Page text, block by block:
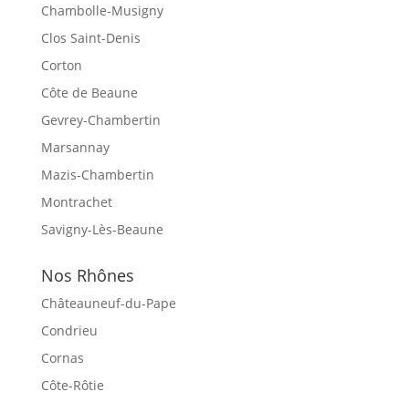
Chambolle-Musigny
Clos Saint-Denis
Corton
Côte de Beaune
Gevrey-Chambertin
Marsannay
Mazis-Chambertin
Montrachet
Savigny-Lès-Beaune
Nos Rhônes
Châteauneuf-du-Pape
Condrieu
Cornas
Côte-Rôtie